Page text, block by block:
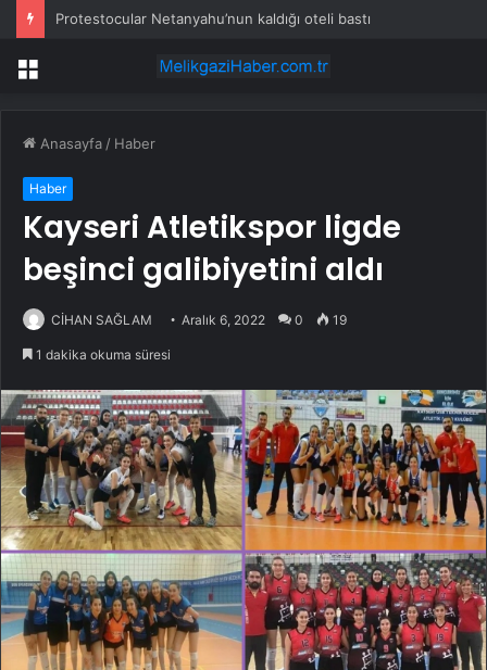
Protestocular Netanyahu’nun kaldığı oteli bastı
Menü
Anasayfa / Haber
Haber
Kayseri Atletikspor ligde
beşinci galibiyetini aldı
CİHAN SAĞLAM Aralık 6, 2022 0 19
1 dakika okuma süresi